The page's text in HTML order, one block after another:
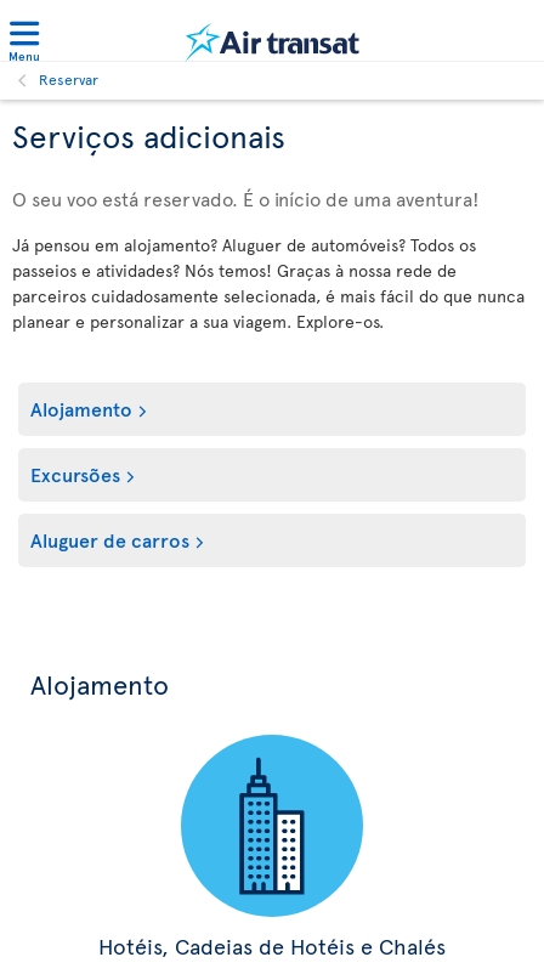
Menu
Reservar
Serviços adicionais
O seu voo está reservado. É o início de uma aventura!
Já pensou em alojamento? Aluguer de automóveis? Todos os
passeios e atividades? Nós temos! Graças à nossa rede de
parceiros cuidadosamente selecionada, é mais fácil do que nunca
planear e personalizar a sua viagem. Explore-os.
Alojamento
Excursões
Aluguer de carros
Alojamento
Hotéis, Cadeias de Hotéis e Chalés